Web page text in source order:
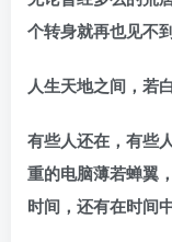
个转身就再也见不到
人生天地之间，若
有些人还在，有些
重的电脑薄若蝉翼
时间，还有在时间